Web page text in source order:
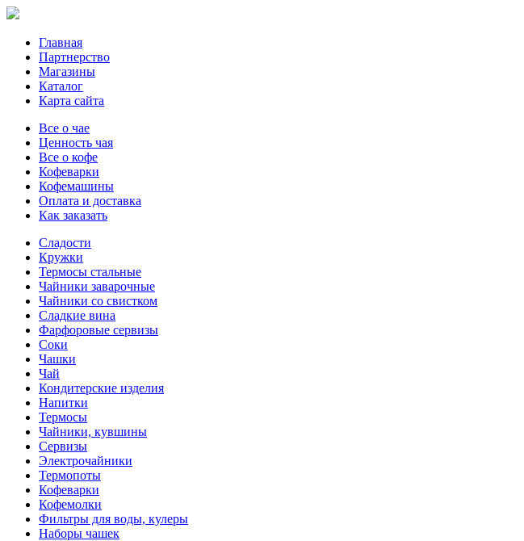
Главная
Партнерство
Магазины
Каталог
Карта сайта
Все о чае
Ценность чая
Все о кофе
Кофеварки
Кофемашины
Оплата и доставка
Как заказать
Сладости
Кружки
Термосы стальные
Чайники заварочные
Чайники со свистком
Сладкие вина
Фарфоровые сервизы
Соки
Чашки
Чай
Кондитерские изделия
Напитки
Термосы
Чайники, кувшины
Сервизы
Электрочайники
Термопоты
Кофеварки
Кофемолки
Фильтры для воды, кулеры
Наборы чашек